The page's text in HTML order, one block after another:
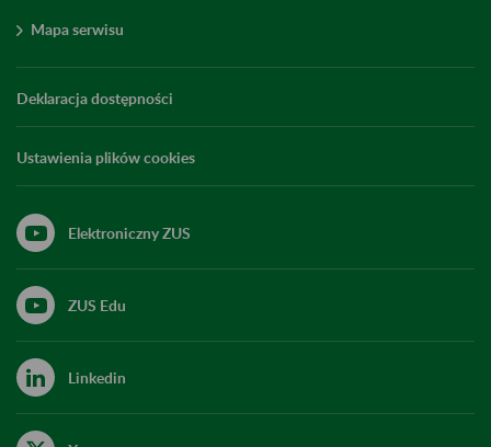
Mapa serwisu
Deklaracja dostępności
Ustawienia plików cookies
Elektroniczny ZUS
ZUS Edu
Linkedin